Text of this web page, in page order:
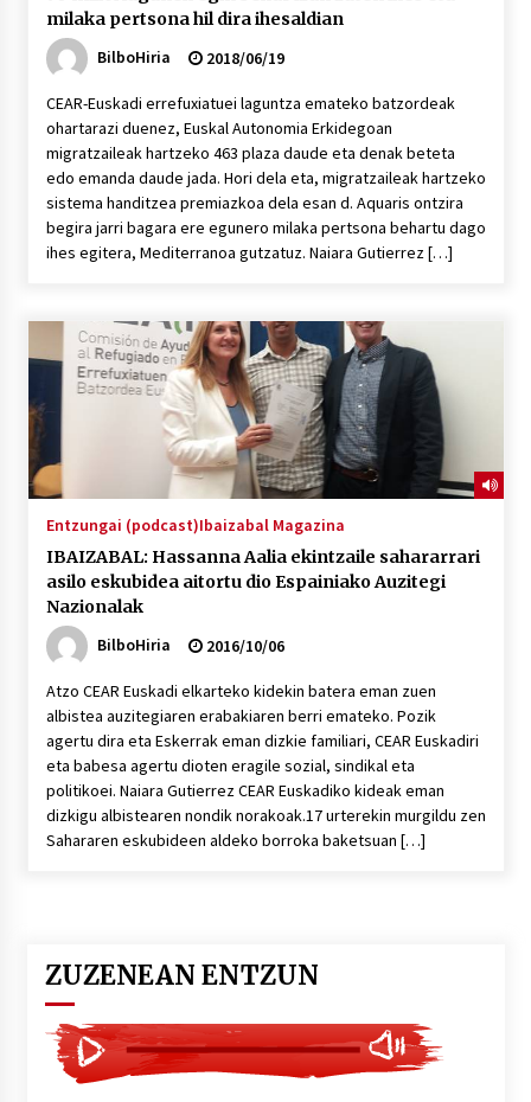
milaka pertsona hil dira ihesaldian
BilboHiria
2018/06/19
CEAR-Euskadi errefuxiatuei laguntza emateko batzordeak
ohartarazi duenez, Euskal Autonomia Erkidegoan
migratzaileak hartzeko 463 plaza daude eta denak beteta
edo emanda daude jada. Hori dela eta, migratzaileak hartzeko
sistema handitzea premiazkoa dela esan d. Aquaris ontzira
begira jarri bagara ere egunero milaka pertsona behartu dago
ihes egitera, Mediterranoa gutzatuz. Naiara Gutierrez […]
Entzungai (podcast)Ibaizabal Magazina
IBAIZABAL: Hassanna Aalia ekintzaile sahararrari
asilo eskubidea aitortu dio Espainiako Auzitegi
Nazionalak
BilboHiria
2016/10/06
Atzo CEAR Euskadi elkarteko kidekin batera eman zuen
albistea auzitegiaren erabakiaren berri emateko. Pozik
agertu dira eta Eskerrak eman dizkie familiari, CEAR Euskadiri
eta babesa agertu dioten eragile sozial, sindikal eta
politikoei. Naiara Gutierrez CEAR Euskadiko kideak eman
dizkigu albistearen nondik norakoak.17 urterekin murgildu zen
Sahararen eskubideen aldeko borroka baketsuan […]
ZUZENEAN ENTZUN